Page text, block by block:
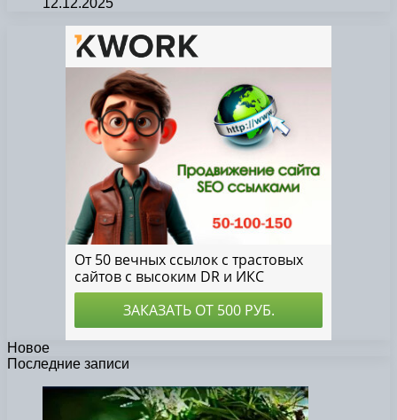
12.12.2025
Новое
Последние записи